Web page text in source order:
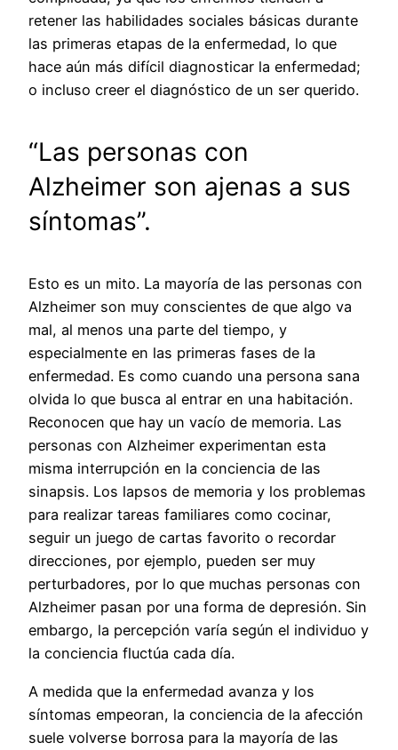
retener las habilidades sociales básicas durante
las primeras etapas de la enfermedad, lo que
hace aún más difícil diagnosticar la enfermedad;
o incluso creer el diagnóstico de un ser querido.
“Las personas con
Alzheimer son ajenas a sus
síntomas”.
Esto es un mito. La mayoría de las personas con
Alzheimer son muy conscientes de que algo va
mal, al menos una parte del tiempo, y
especialmente en las primeras fases de la
enfermedad. Es como cuando una persona sana
olvida lo que busca al entrar en una habitación.
Reconocen que hay un vacío de memoria. Las
personas con Alzheimer experimentan esta
misma interrupción en la conciencia de las
sinapsis. Los lapsos de memoria y los problemas
para realizar tareas familiares como cocinar,
seguir un juego de cartas favorito o recordar
direcciones, por ejemplo, pueden ser muy
perturbadores, por lo que muchas personas con
Alzheimer pasan por una forma de depresión. Sin
embargo, la percepción varía según el individuo y
la conciencia fluctúa cada día.
A medida que la enfermedad avanza y los
síntomas empeoran, la conciencia de la afección
suele volverse borrosa para la mayoría de las